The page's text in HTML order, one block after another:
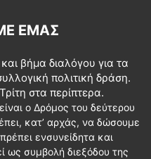
ΕΜΆΣ
βήμα διαλόγου για τα
πολιτική δράση.
στα περίπτερα.
ο Δρόμος του δεύτερου
κατ’ αρχάς, να δώσουμε
ενσυνείδητα και
ως συμβολή διεξόδου της